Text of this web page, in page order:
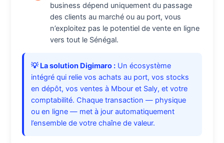
business dépend uniquement du passage
des clients au marché ou au port, vous
n’exploitez pas le potentiel de vente en ligne
vers tout le Sénégal.
💡 La solution Digimaro : Un écosystème
intégré qui relie vos achats au port, vos stocks
en dépôt, vos ventes à Mbour et Saly, et votre
comptabilité. Chaque transaction — physique
ou en ligne — met à jour automatiquement
l’ensemble de votre chaîne de valeur.